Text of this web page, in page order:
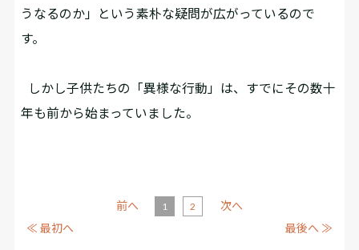
うなるのか」という素朴な疑問が広がっているので
す。
しかし子供たちの「異様な行動」は、すでにその数十
年も前から始まっていました。
≪ 最初へ
前へ 1 2
次へ
最後へ ≫